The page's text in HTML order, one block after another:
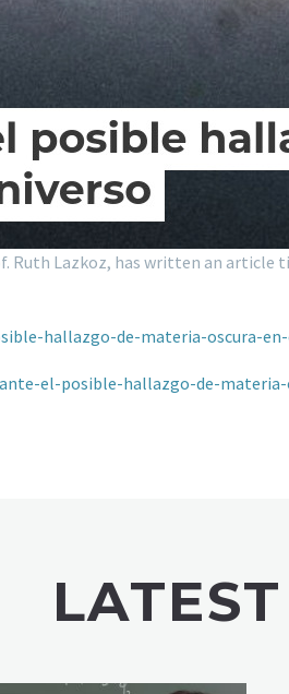
Lazkoz, has written an article
hallazgo-de-materia-oscura-en-
el-posible-hallazgo-de-